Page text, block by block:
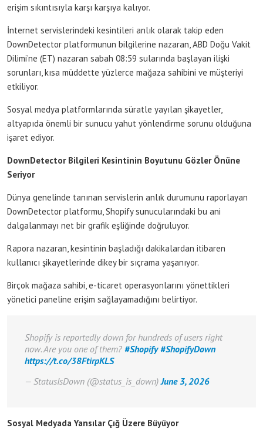
erişim sıkıntısıyla karşı karşıya kalıyor.
İnternet servislerindeki kesintileri anlık olarak takip eden
DownDetector platformunun bilgilerine nazaran, ABD Doğu Vakit
Dilimi’ne (ET) nazaran sabah 08:59 sularında başlayan ilişki
sorunları, kısa müddette yüzlerce mağaza sahibini ve müşteriyi
etkiliyor.
Sosyal medya platformlarında süratle yayılan şikayetler,
altyapıda önemli bir sunucu yahut yönlendirme sorunu olduğuna
işaret ediyor.
DownDetector Bilgileri Kesintinin Boyutunu Gözler Önüne
Seriyor
Dünya genelinde tanınan servislerin anlık durumunu raporlayan
DownDetector platformu, Shopify sunucularındaki bu ani
dalgalanmayı net bir grafik eşliğinde doğruluyor.
Rapora nazaran, kesintinin başladığı dakikalardan itibaren
kullanıcı şikayetlerinde dikey bir sıçrama yaşanıyor.
Birçok mağaza sahibi, e-ticaret operasyonlarını yönettikleri
yönetici paneline erişim sağlayamadığını belirtiyor.
Shopify is reportedly down for hundreds of users right
now. Are you one of them? #Shopify #ShopifyDown
https://t.co/38FtirpKLS
— StatusIsDown (@status_is_down)June 3, 2026
Sosyal Medyada Yansılar Çığ Üzere Büyüyor